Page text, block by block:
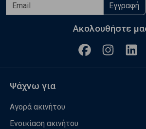
Εγγραφή
Ακολουθήστε
Ψάχνω για
Αγορά ακινήτου
Ενοικίαση ακινήτου